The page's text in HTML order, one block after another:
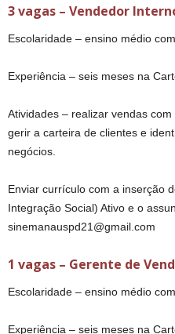
3 vagas – Vendedor
Escolaridade – ensino médio
Experiência – seis meses na
Atividades – realizar vendas
gerir a carteira de clientes e
negócios.
Enviar currículo com a inserção
Integração Social) Ativo e o
sinemanauspd21@gmail.com
1 vagas – Gerente de
Escolaridade – ensino médio
Experiência – seis meses na